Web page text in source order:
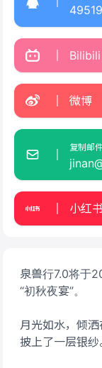
泉兽行7.0将于
“初秋夜宴”。
月光如水，倾
披上了一层银纱
Bilibili
微博
复制邮
小红书